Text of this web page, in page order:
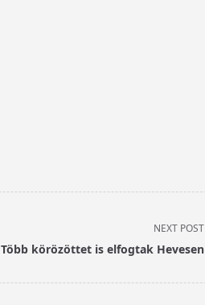
NEXT POST
Több körözöttet is elfogtak Hevesen